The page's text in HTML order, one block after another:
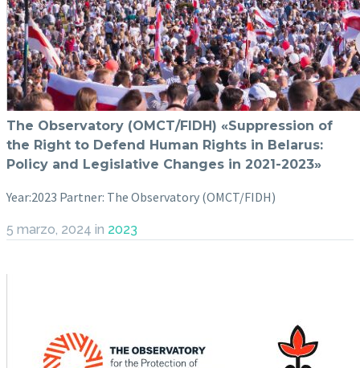
The Observatory (OMCT/FIDH) «Suppression of
the Right to Defend Human Rights in Belarus:
Policy and Legislative Changes in 2021-2023»
Year:2023 Partner: The Observatory (OMCT/FIDH)
5 marzo, 2024 in 2023